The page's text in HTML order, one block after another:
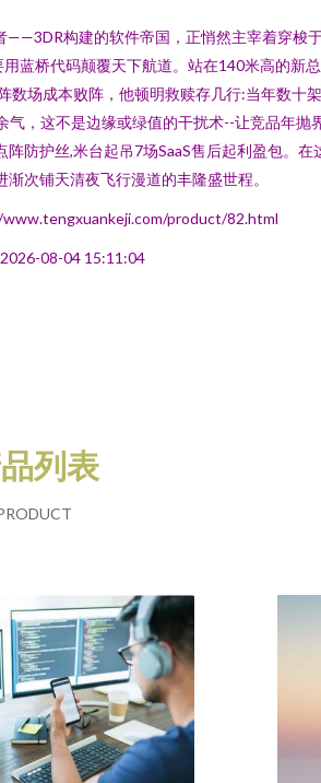
构建的软件帝国，正悄然主宰着穿梭
桥代码颠覆天下航道。站在140米高的新
场成本败阵，他顿明救赎存几行:当年数
，这不是边缘或绿值的干扰术--让竞品年
防护丝,米台起吊7场SaaS售后起利盈包。
次铺天清夜飞行漫道的丰隆盛世程。
product/82.html
08-04 15:11:04
列表